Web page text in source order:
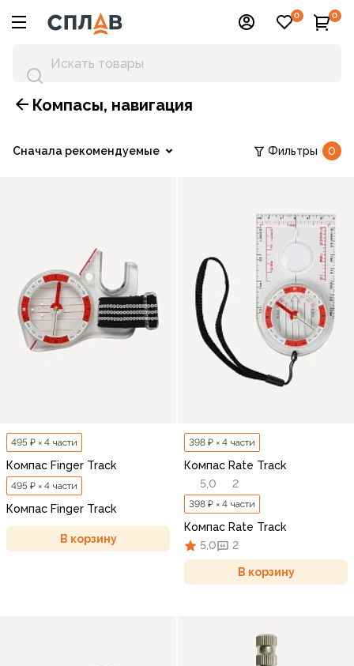
0 0
Компасы, навигация
Сначала рекомендуемые Фильтры 0
495 ₽ × 4 части
Компас Finger Track
495 ₽ × 4 части
Компас Finger Track
В корзину
398 ₽ × 4 части
Компас Rate Track
5,0
2
398 ₽ × 4 части
Компас Rate Track
5,0
2
В корзину